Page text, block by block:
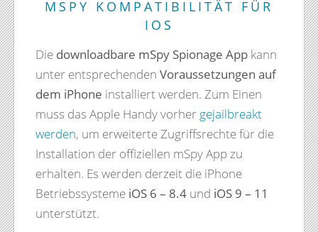
MSPY KOMPATIBILITÄT FÜR
IOS
Die downloadbare mSpy Spionage App kann
unter entsprechenden Voraussetzungen auf
dem iPhone installiert werden. Zum Einen
muss das Apple Handy vorher gejailbreakt
werden, um erweiterte Zugriffsrechte für die
Installation der offiziellen mSpy App zu
erhalten. Es werden derzeit die iPhone
Betriebssysteme iOS 6 – 8.4 und iOS 9 – 11
unterstützt.